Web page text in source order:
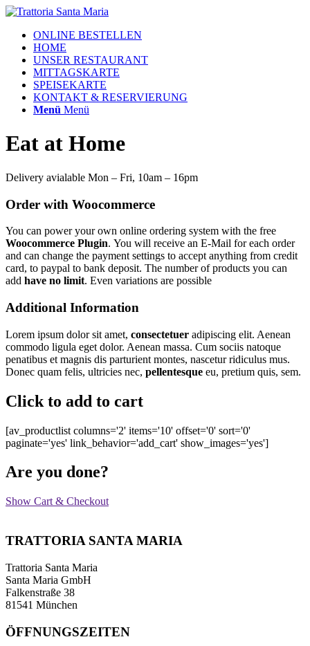
ONLINE BESTELLEN
HOME
UNSER RESTAURANT
MITTAGSKARTE
SPEISEKARTE
KONTAKT & RESERVIERUNG
Menü Menü
Eat at Home
Delivery avialable Mon – Fri, 10am – 16pm
Order with Woocommerce
You can power your own online ordering system with the free
Woocommerce Plugin. You will receive an E-Mail for each order
and can change the payment settings to accept anything from credit
card, to paypal to bank deposit. The number of products you can
add have no limit. Even variations are possible
Additional Information
Lorem ipsum dolor sit amet, consectetuer adipiscing elit. Aenean
commodo ligula eget dolor. Aenean massa. Cum sociis natoque
penatibus et magnis dis parturient montes, nascetur ridiculus mus.
Donec quam felis, ultricies nec, pellentesque eu, pretium quis, sem.
Click to add to cart
[av_productlist columns='2' items='10' offset='0' sort='0'
paginate='yes' link_behavior='add_cart' show_images='yes']
Are you done?
Show Cart & Checkout
TRATTORIA SANTA MARIA
Trattoria Santa Maria
Santa Maria GmbH
Falkenstraße 38
81541 München
ÖFFNUNGSZEITEN